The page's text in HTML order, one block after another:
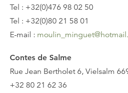
Tel : +32(0)476 98 02 50
Tel : +32(0)80 21 58 01
E-mail :
Contes de Salme
Rue Jean Bertholet 6, Vielsalm
+32 80 21 62 36